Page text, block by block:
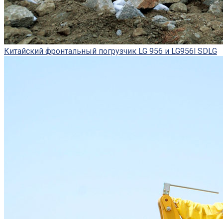
Китайский фронтальный погрузчик LG 956 и LG956l SDLG